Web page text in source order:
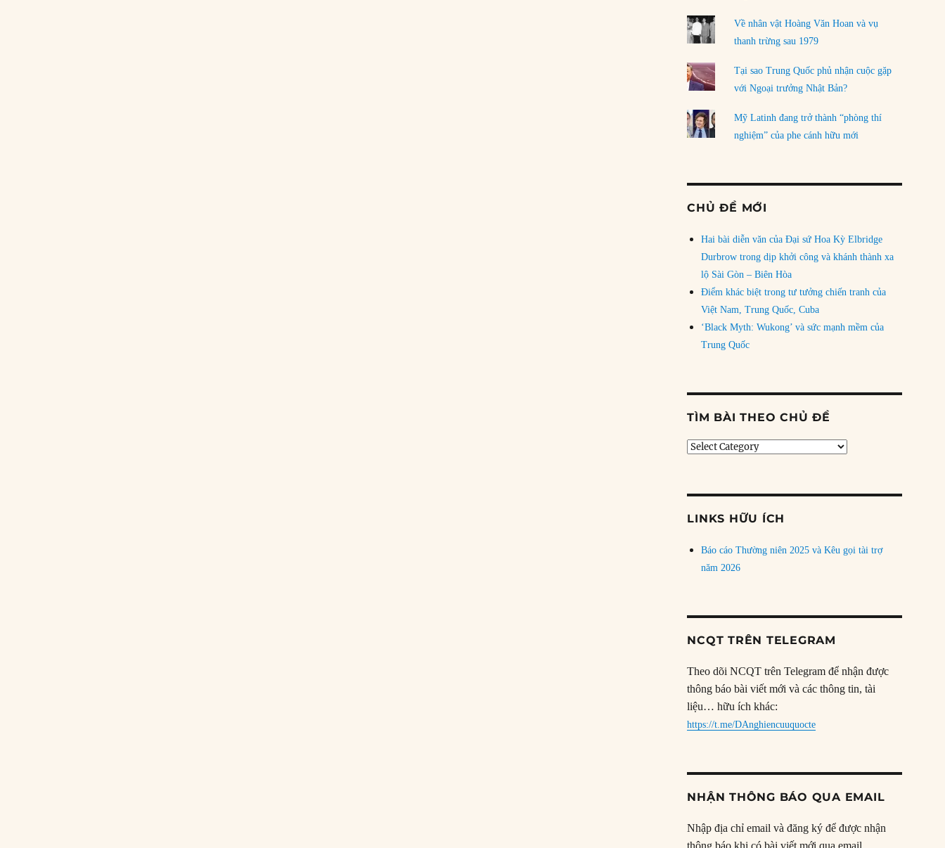
Về nhân vật Hoàng Văn Hoan và vụ
thanh trừng sau 1979
Tại sao Trung Quốc phủ nhận cuộc gặp
với Ngoại trưởng Nhật Bản?
Mỹ Latinh đang trở thành “phòng thí
nghiệm” của phe cánh hữu mới
CHỦ ĐỀ MỚI
Hai bài diễn văn của Đại sứ Hoa Kỳ Elbridge
Durbrow trong dịp khởi công và khánh thành xa
lộ Sài Gòn – Biên Hòa
Điểm khác biệt trong tư tưởng chiến tranh của
Việt Nam, Trung Quốc, Cuba
‘Black Myth: Wukong’ và sức mạnh mềm của
Trung Quốc
TÌM BÀI THEO CHỦ ĐỀ
Tìm
LINKS HỮU ÍCH
Báo cáo Thường niên 2025 và Kêu gọi tài trợ
năm 2026
NCQT TRÊN TELEGRAM
Theo dõi NCQT trên Telegram để nhận được
thông báo bài viết mới và các thông tin, tài
liệu… hữu ích khác:
https://t.me/DAnghiencuuquocte
NHẬN THÔNG BÁO QUA EMAIL
Nhập địa chỉ email và đăng ký để được nhận